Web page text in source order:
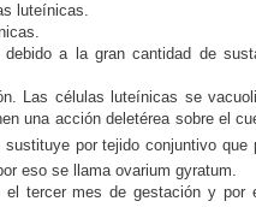
luteínicas.
a la gran cantidad de
Las células luteínicas se
una acción deletérea sobre el
por tejido conjuntivo
eso se llama ovarium gyratum.
tercer mes de gestación y por